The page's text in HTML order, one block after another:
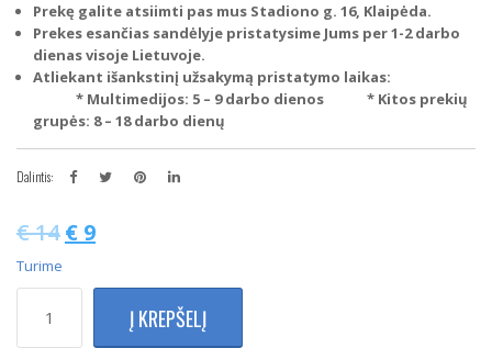
Prekę galite atsiimti pas mus Stadiono g. 16, Klaipėda.
Prekes esančias sandėlyje pristatysime Jums per 1-2 darbo
dienas visoje Lietuvoje.
Atliekant išankstinį užsakymą pristatymo laikas:
* Multimedijos: 5 – 9 darbo dienos * Kitos prekių
grupės: 8 – 18 darbo dienų
Dalintis:
€14 € 9
Turime
kiekis:
Į KREPŠELĮ